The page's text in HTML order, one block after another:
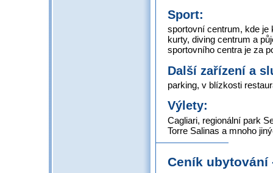
Sport:
sportovní centrum, kde je
kurty, diving centrum a
sportovního centra je za
Další zařízení a
parking, v blízkosti
Výlety:
Cagliari, regionální park
Torre Salinas a mnoho
Ceník